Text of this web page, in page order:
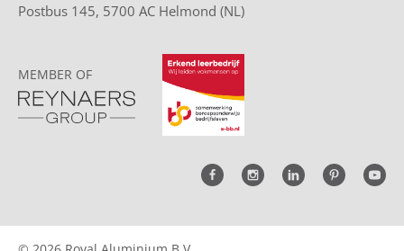
Postbus 145, 5700 AC Helmond (NL)
MEMBER OF